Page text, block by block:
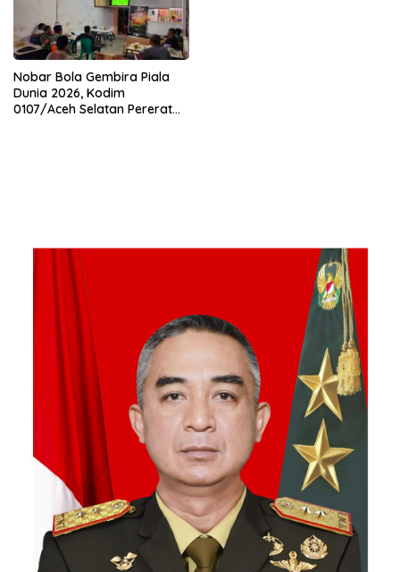
Nobar Bola Gembira Piala
Dunia 2026, Kodim
0107/Aceh Selatan Pererat